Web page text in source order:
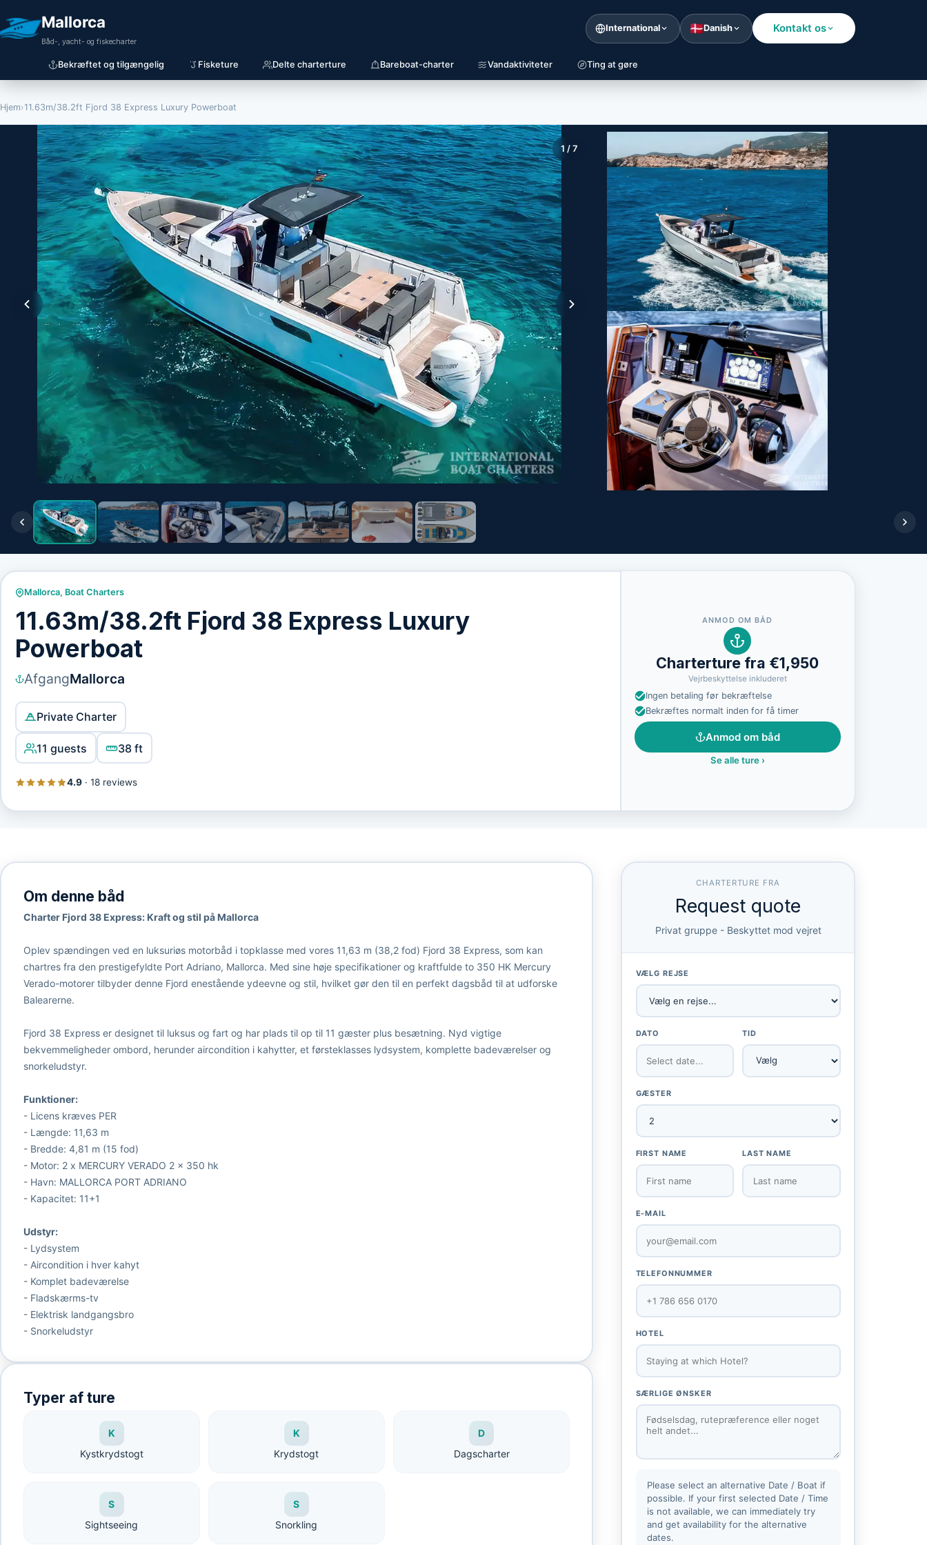
Mallorca
Båd-, yacht- og fiskecharter
International Danish Kontakt os
Bekræftet og tilgængelig Fisketure Delte charterture Bareboat-charter Vandaktiviteter Ting at gøre
Hjem›11.63m/38.2ft Fjord 38 Express Luxury Powerboat
1 /7
Mallorca, Boat Charters
11.63m/38.2ft Fjord 38 Express Luxury
Powerboat
AfgangMallorca
Private Charter
11 guests 38 ft
4.9· 18 reviews
ANMOD OM BÅD
Charterture fra €1,950
Vejrbeskyttelse inkluderet
Ingen betaling før bekræftelse
Bekræftes normalt inden for få timer
Anmod om båd
Se alle ture›
Om denne båd
Charter Fjord 38 Express: Kraft og stil på Mallorca
Oplev spændingen ved en luksuriøs motorbåd i topklasse med vores 11,63 m (38,2 fod) Fjord 38 Express, som kan
chartres fra den prestigefyldte Port Adriano, Mallorca. Med sine høje specifikationer og kraftfulde to 350 HK Mercury
Verado-motorer tilbyder denne Fjord enestående ydeevne og stil, hvilket gør den til en perfekt dagsbåd til at udforske
Balearerne.
Fjord 38 Express er designet til luksus og fart og har plads til op til 11 gæster plus besætning. Nyd vigtige
bekvemmeligheder ombord, herunder aircondition i kahytter, et førsteklasses lydsystem, komplette badeværelser og
snorkeludstyr.
Funktioner:
- Licens kræves PER
- Længde: 11,63 m
- Bredde: 4,81 m (15 fod)
- Motor: 2 x MERCURY VERADO 2 x 350 hk
- Havn: MALLORCA PORT ADRIANO
- Kapacitet: 11+1
Udstyr:
- Lydsystem
- Aircondition i hver kahyt
- Komplet badeværelse
- Fladskærms-tv
- Elektrisk landgangsbro
- Snorkeludstyr
Typer af ture
K
Kystkrydstogt
K
Krydstogt
D
Dagscharter
S
Sightseeing
S
Snorkling
CHARTERTURE FRA
Request quote
Privat gruppe - Beskyttet mod vejret
VÆLG REJSE
DATO TID
GÆSTER
FIRST NAME LAST NAME
E-MAIL
TELEFONNUMMER
HOTEL
SÆRLIGE ØNSKER
Please select an alternative Date / Boat if
possible. If your first selected Date / Time
is not available, we can immediately try
and get availability for the alternative
dates.